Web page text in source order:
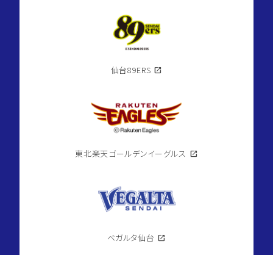
町
2LDK仙台89ERS open_in_new
東北楽天ゴールデンイーグルス open_in_new
ベガルタ仙台 open_in_new